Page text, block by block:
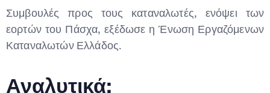
Συμβουλές προς τους καταναλωτές, ενόψει των
εορτών του Πάσχα, εξέδωσε η Ένωση Εργαζόμενων
Καταναλωτών Ελλάδος.
Αναλυτικά:
Type and hit enter